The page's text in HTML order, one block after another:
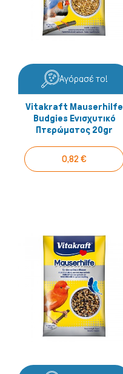
Αγόρασέ το!
Vitakraft Mauserhilfe
Budgies Ενισχυτικό
Πτερώματος 20gr
0,82 €